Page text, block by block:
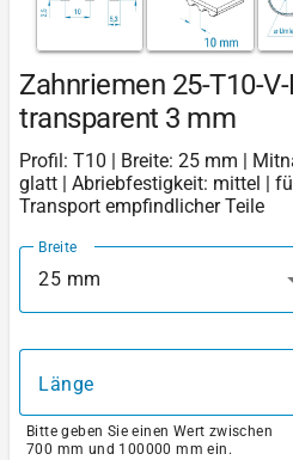
Zahnriemen 25-T10-
transparent 3 mm
Profil: T10 | Breite: 25 mm |
glatt | Abriebfestigkeit: mittel |
Transport empfindlicher Teile
Breite
25 mm
Länge
Bitte geben Sie einen Wert zwischen
700 mm und 100000 mm ein.